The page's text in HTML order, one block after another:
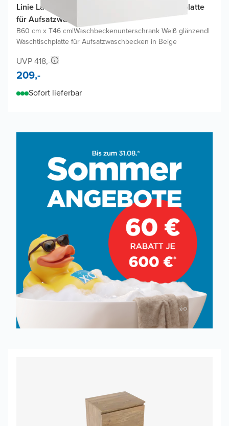
Linie Lado Badmöbel Set mit Lado Waschtischplatte
für Aufsatzwaschbecken
B60 cm x T46 cm|Waschbeckenunterschrank Weiß glänzend|
Waschtischplatte für Aufsatzwaschbecken in Beige
UVP 418,-
209,-
Sofort lieferbar